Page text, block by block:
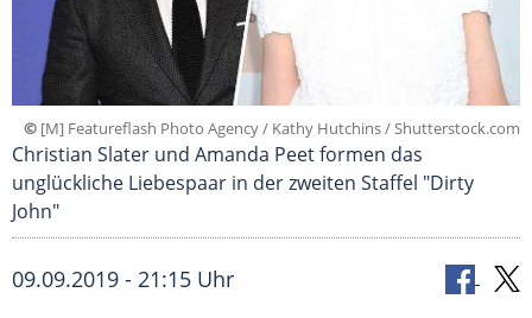
© [M] Featureflash Photo Agency / Kathy Hutchins / Shutterstock.com
Christian Slater und Amanda Peet formen das
unglückliche Liebespaar in der zweiten Staffel "Dirty
John"
09.09.2019 - 21:15 Uhr